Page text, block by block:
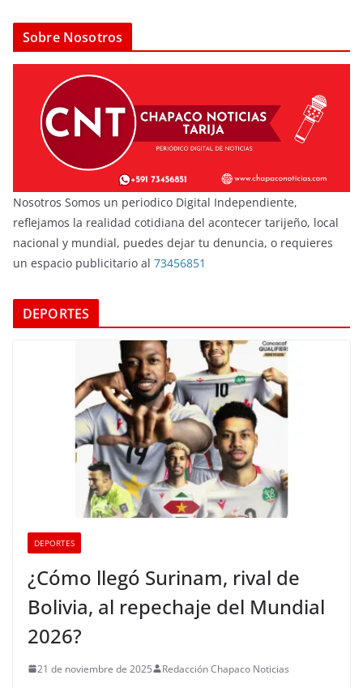
Sobre Nosotros
Nosotros Somos un periodico Digital Independiente,
reflejamos la realidad cotidiana del acontecer tarijeño, local
nacional y mundial, puedes dejar tu denuncia, o requieres
un espacio publicitario al 73456851
DEPORTES
DEPORTES
¿Cómo llegó Surinam, rival de
Bolivia, al repechaje del Mundial
2026?
21 de noviembre de 2025 Redacción Chapaco Noticias